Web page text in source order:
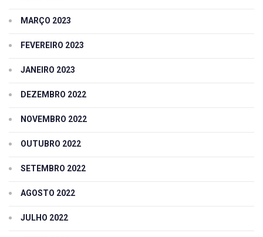
MARÇO 2023
FEVEREIRO 2023
JANEIRO 2023
DEZEMBRO 2022
NOVEMBRO 2022
OUTUBRO 2022
SETEMBRO 2022
AGOSTO 2022
JULHO 2022